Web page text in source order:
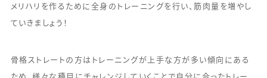
メリハリを作るために全身のトレーニングを行い、筋肉量を増やし
ていきましょう！
骨格ストレートの方はトレーニングが上手な方が多い傾向にある